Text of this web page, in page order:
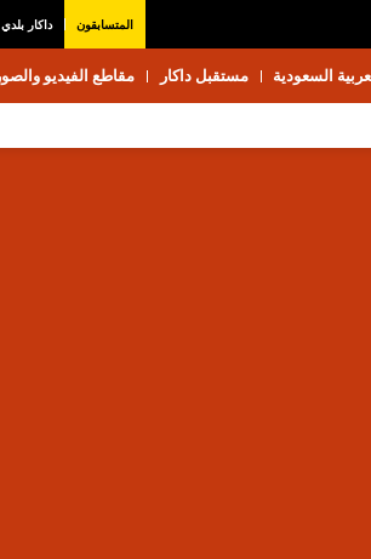
المتسابقون داكار بلدي
السعودية مستقبل داكار مقاطع الفيديو والصور